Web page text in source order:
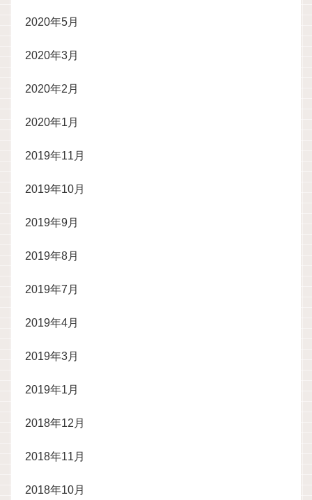
2020年5月
2020年3月
2020年2月
2020年1月
2019年11月
2019年10月
2019年9月
2019年8月
2019年7月
2019年4月
2019年3月
2019年1月
2018年12月
2018年11月
2018年10月